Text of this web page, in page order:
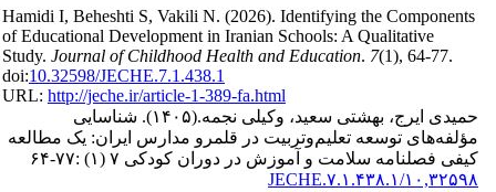
Hamidi I, Beheshti S, Vakili N.(2026).Identifying the Components
of Educational Development in Iranian Schools: A Qualitative
Study.Journal of Childhood Health and Education.7(1), 64-77.
doi:10.32598/JECHE.7.1.438.1
URL:http://jeche.ir/article-1-389-fa.html
حمیدی ایرج، بهشتی سعید، وکیلی نجمه.(۱۴۰۵).
شناسایی
مؤلفه‌های توسعه تعلیم‌وتربیت در قلمرو مدارس ایران: یک مطالعه
کیفی فصلنامه سلامت و آموزش در دوران کودکی ۷ (۱) :۷۷-۶۴
۱۰,۳۲۵۹۸/JECHE.۷.۱.۴۳۸.۱